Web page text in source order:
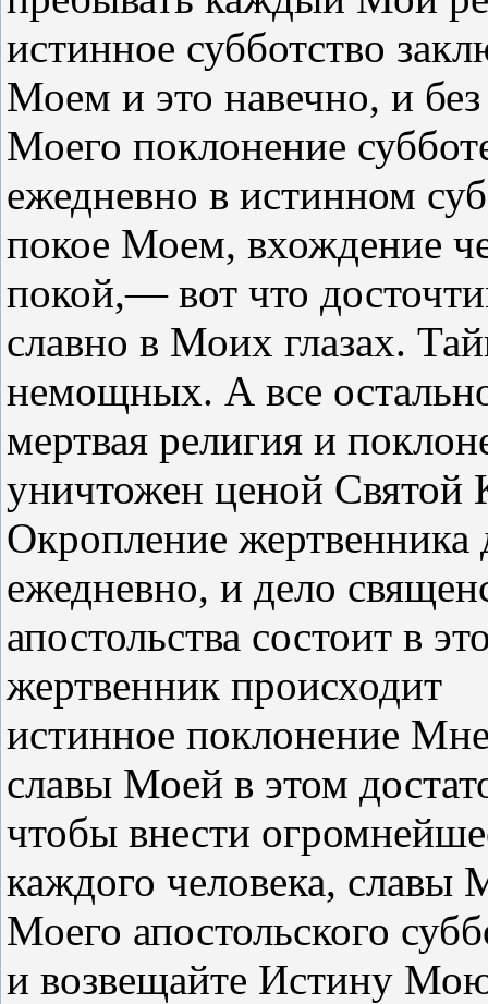
истинное субботство
Моем и это навечно, и
Моего поклонение
ежедневно в истинном
покое Моем, вхождение
покой,— вот что
славно в Моих глазах.
немощных. А все
мертвая религия и
уничтожен ценой Святой
Окропление
ежедневно, и дело
апостольства состоит в
жертвенник происходит
истинное поклонение
славы Моей в этом
чтобы внести
каждого человека, славы
Моего апостольского
и возвещайте Истину